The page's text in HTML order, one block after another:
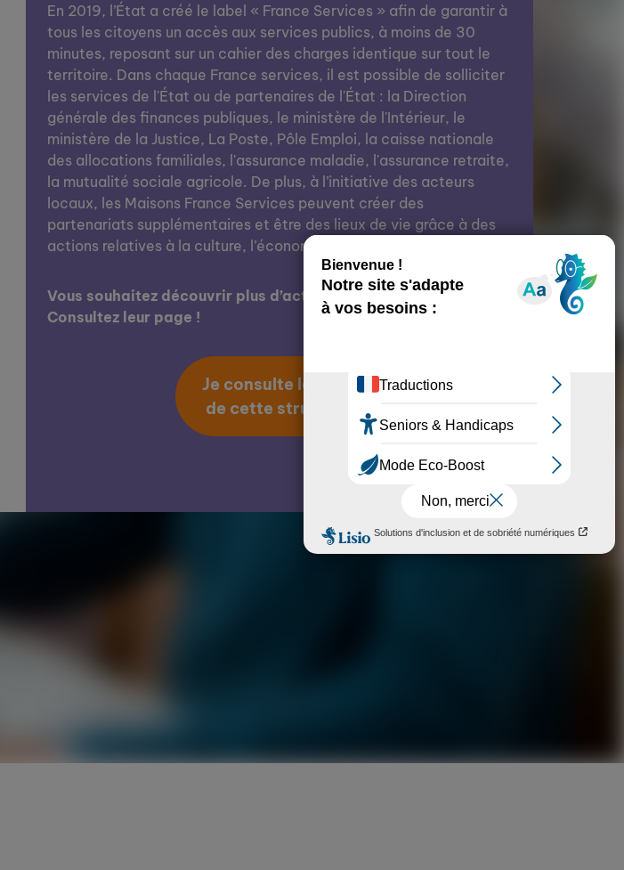
En 2019, l’État a créé le label « France Services » afin de garantir à
tous les citoyens un accès aux services publics, à moins de 30
minutes, reposant sur un cahier des charges identique sur tout le
territoire. Dans chaque France services, il est possible de solliciter
les services de l'État ou de partenaires de l'État : la Direction
générale des finances publiques, le ministère de l'Intérieur, le
ministère de la Justice, La Poste, Pôle Emploi, la caisse nationale
des allocations familiales, l'assurance maladie, l'assurance retraite,
la mutualité sociale agricole. De plus, à l’initiative des acteurs
locaux, les Maisons France Services peuvent créer des
partenariats supplémentaires et être des lieux de vie grâce à des
actions relatives à la culture, l’économie, l’éducation, etc.
Vous souhaitez découvrir plus d’actions de cette structure ?
Consultez leur page !
Je consulte la page
de cette structure